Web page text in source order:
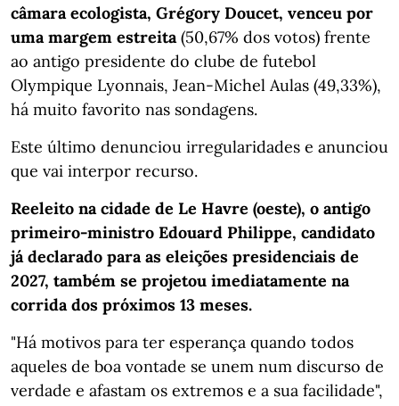
câmara ecologista, Grégory Doucet, venceu por
uma margem estreita(50,67% dos votos) frente
ao antigo presidente do clube de futebol
Olympique Lyonnais, Jean-Michel Aulas (49,33%),
há muito favorito nas sondagens.
Este último denunciou irregularidades e anunciou
que vai interpor recurso.
Reeleito na cidade de Le Havre (oeste), o antigo
primeiro-ministro Edouard Philippe, candidato
já declarado para as eleições presidenciais de
2027, também se projetou imediatamente na
corrida dos próximos 13 meses.
"Há motivos para ter esperança quando todos
aqueles de boa vontade se unem num discurso de
verdade e afastam os extremos e a sua facilidade",